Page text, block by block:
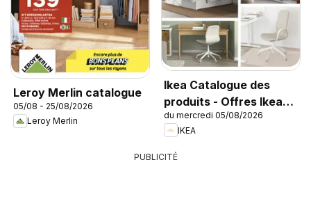
Leroy Merlin catalogue
05/08 - 25/08/2026
Leroy Merlin
Ikea Catalogue des
produits - Offres Ikea
Family
du mercredi 05/08/2026
IKEA
PUBLICITÉ